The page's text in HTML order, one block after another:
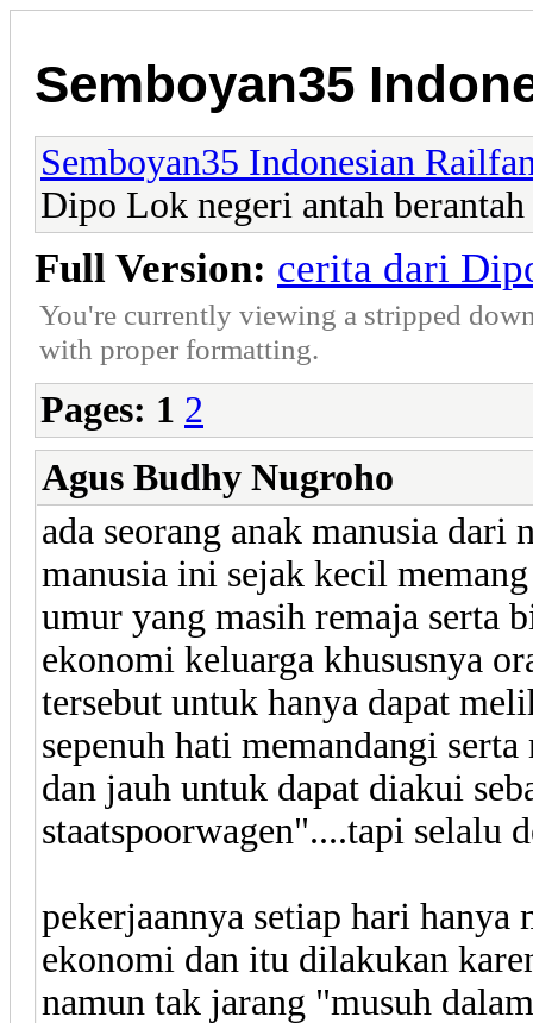
Semboyan35
Semboyan35 Indonesian
Dipo Lok negeri antah berantah
Full Version: cerita dari
You're currently viewing a stripped
with proper formatting.
Pages: 1 2
Agus Budhy Nugroho
ada seorang anak manusia dari
manusia ini sejak kecil
umur yang masih remaja serta
ekonomi keluarga khususnya
tersebut untuk hanya dapat
sepenuh hati memandangi
dan jauh untuk dapat diakui
staatspoorwagen"....tapi selalu
pekerjaannya setiap hari hanya
ekonomi dan itu dilakukan
namun tak jarang "musuh